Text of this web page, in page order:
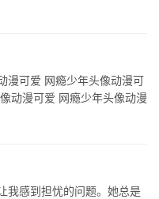
漫可爱 网瘾少年头像动漫可
动漫可爱 网瘾少年头像动漫
我感到担忧的问题。她总是